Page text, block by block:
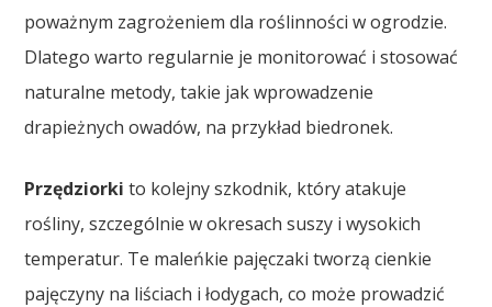
poważnym zagrożeniem dla roślinności w ogrodzie.
Dlatego warto regularnie je monitorować i stosować
naturalne metody, takie jak wprowadzenie
drapieżnych owadów, na przykład biedronek.
Przędziorki to kolejny szkodnik, który atakuje
rośliny, szczególnie w okresach suszy i wysokich
temperatur. Te maleńkie pajęczaki tworzą cienkie
pajęczyny na liściach i łodygach, co może prowadzić